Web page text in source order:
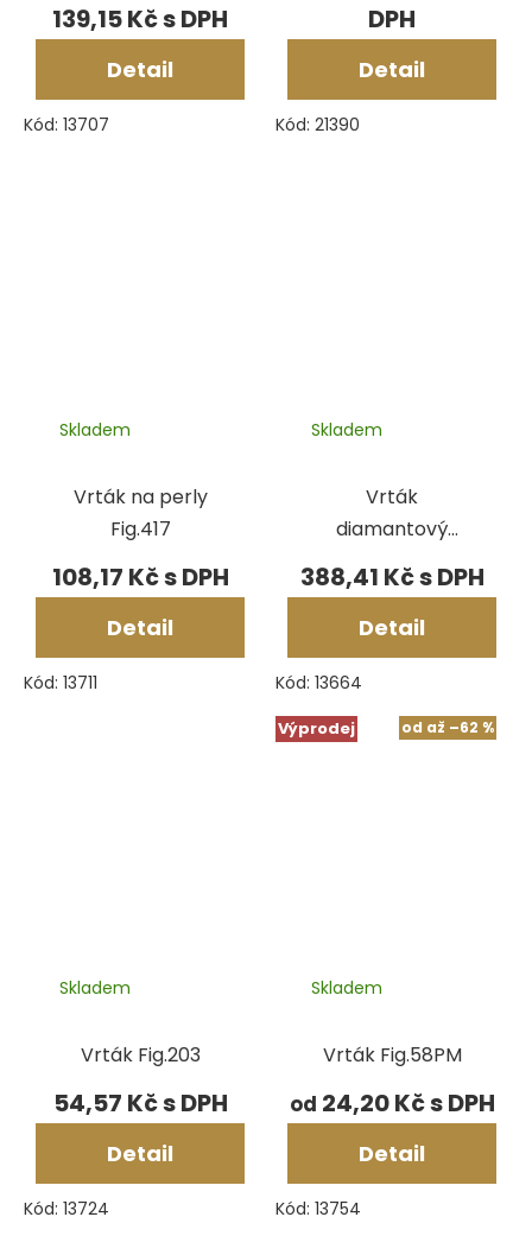
139,15 Kč
Detail
Kód: 13707
Detail
Kód: 21390
Vrták na perly
Fig.417
Skladem
108,17 Kč
Detail
Kód: 13711
Vrták
diamantový
Fig.8203
Skladem
388,41 Kč
Detail
Kód: 13664
Vrták Fig.203
Skladem
54,57 Kč
Detail
Kód: 13724
Výprodej od až –62 %
Vrták Fig.58PM
Skladem
od 24,20 Kč
Detail
Kód: 13754